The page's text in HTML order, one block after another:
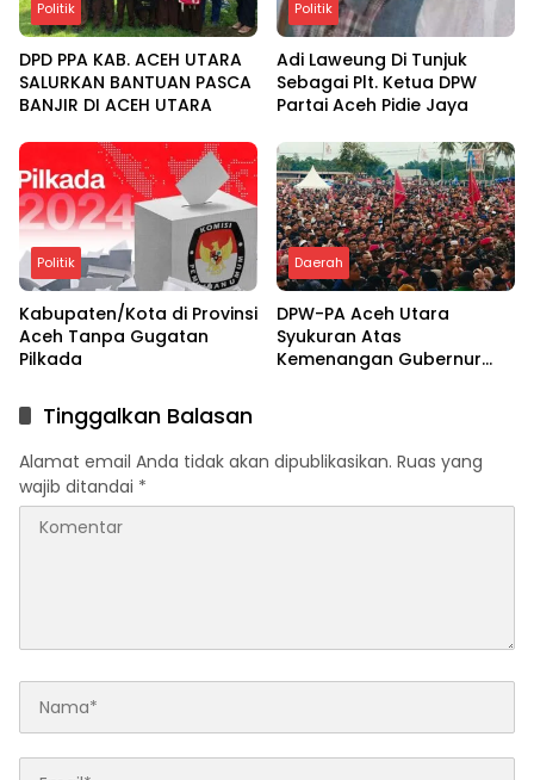
Politik
DPD PPA KAB. ACEH UTARA
SALURKAN BANTUAN PASCA
BANJIR DI ACEH UTARA
Politik
Adi Laweung Di Tunjuk
Sebagai Plt. Ketua DPW
Partai Aceh Pidie Jaya
Politik
Kabupaten/Kota di Provinsi
Aceh Tanpa Gugatan
Pilkada
Daerah
DPW-PA Aceh Utara
Syukuran Atas
Kemenangan Gubernur
Tinggalkan Balasan
Alamat email Anda tidak akan dipublikasikan. Ruas yang
wajib ditandai *